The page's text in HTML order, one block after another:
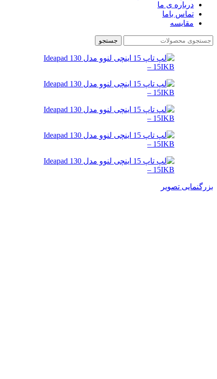
درباره ی ما
تماس باما
مقایسه
جستجو
بزرگنمایی تصویر